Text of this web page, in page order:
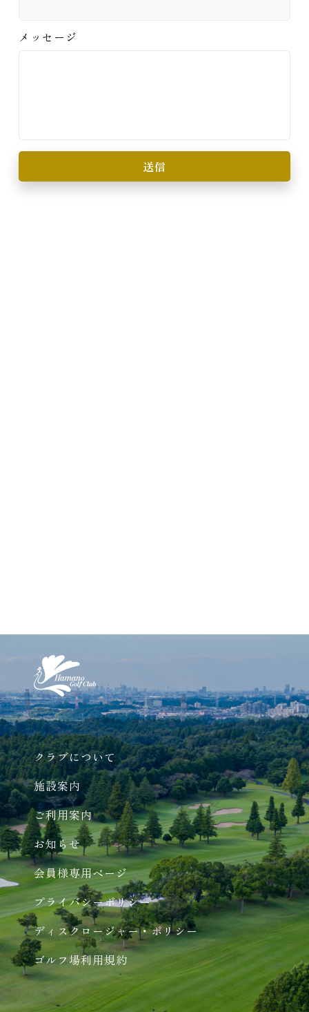
メッセージ
クラブについて
施設案内
ご利用案内
お知らせ
会員様専用ページ
プライバシーポリシー
ディスクロージャー・ポリシー
ゴルフ場利用規約